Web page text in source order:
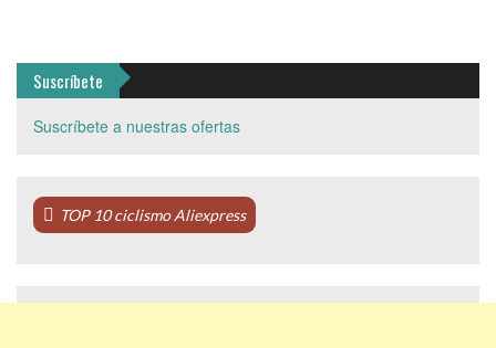
Suscríbete
Suscríbete a nuestras ofertas
TOP 10 ciclismo Aliexpress